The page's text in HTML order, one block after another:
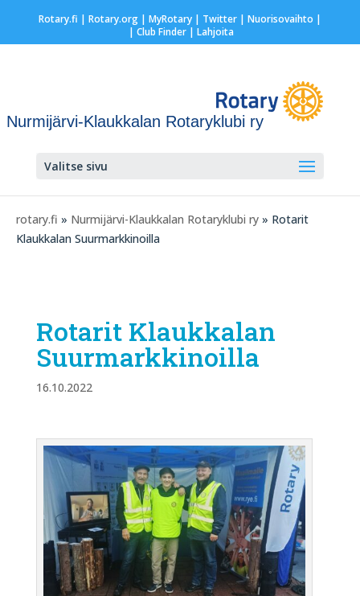
Rotary.fi | Rotary.org| MyRotary| Twitter| Nuorisovaihto |
| Club Finder| Lahjoita
Nurmijärvi-Klaukkalan Rotaryklubi ry
Valitse sivu
rotary.fi » Nurmijärvi-Klaukkalan Rotaryklubi ry » Rotarit
Klaukkalan Suurmarkkinoilla
Rotarit Klaukkalan
Suurmarkkinoilla
16.10.2022